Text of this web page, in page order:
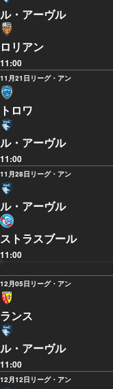
ル・アーヴル
ロリアン
11:00
11月21日 リーグ・アン
トロワ
ル・アーヴル
11:00
11月28日 リーグ・アン
ル・アーヴル
ストラスブール
11:00
12月05日 リーグ・アン
ランス
ル・アーヴル
11:00
12月12日 リーグ・アン